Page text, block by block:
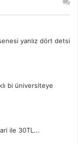
yanlız dört detsi
bi üniversiteye
ile 30TL...